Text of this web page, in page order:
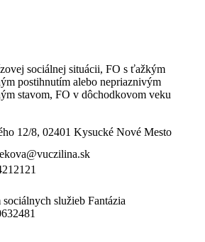
sociálnej situácii, FO s ťažkým
postihnutím alebo nepriaznivým
stavom, FO v dôchodkovom veku
12/8, 02401 Kysucké Nové Mesto
sociálnych služieb Fantázia